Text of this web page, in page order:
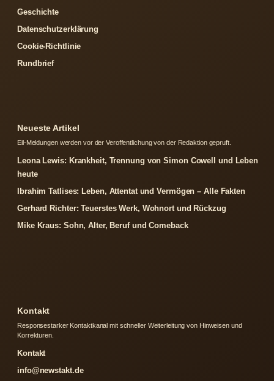
Geschichte
Datenschutzerklärung
Cookie-Richtlinie
Rundbrief
Neueste Artikel
Eil-Meldungen werden vor der Veroffentlichung von der Redaktion gepruft.
Leona Lewis: Krankheit, Trennung von Simon Cowell und Leben
heute
Ibrahim Tatlises: Leben, Attentat und Vermögen – Alle Fakten
Gerhard Richter: Teuerstes Werk, Wohnort und Rückzug
Mike Kraus: Sohn, Alter, Beruf und Comeback
Kontakt
Responsestarker Kontaktkanal mit schneller Weiterleitung von Hinweisen und
Korrekturen.
Kontakt
info@newstakt.de